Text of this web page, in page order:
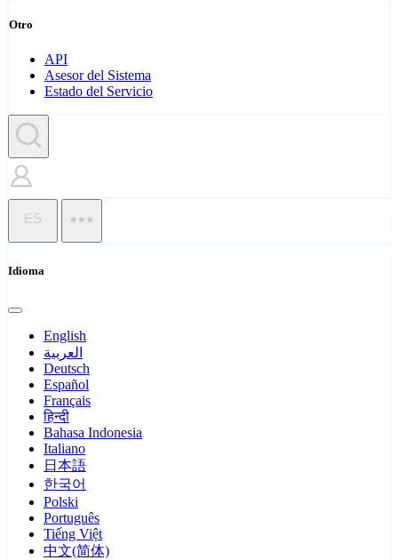
Otro
API
Asesor del Sistema
Estado del Servicio
ES
Idioma
English
العربية
Deutsch
Español
Français
हिन्दी
Bahasa Indonesia
Italiano
日本語
한국어
Polski
Português
Tiếng Việt
中文(简体)